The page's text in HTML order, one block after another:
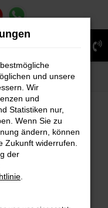
können:
deine
und unsere
Wir
und
Statistiken nur,
Wenn Sie zu
ändern, können
Zukunft widerrufen.
der